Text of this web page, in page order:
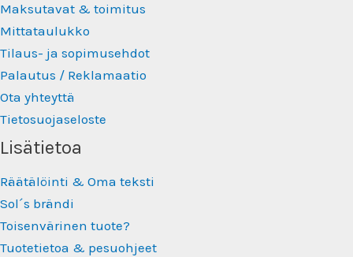
Maksutavat & toimitus
Mittataulukko
Tilaus- ja sopimusehdot
Palautus / Reklamaatio
Ota yhteyttä
Tietosuojaseloste
Lisätietoa
Räätälöinti & Oma teksti
Sol´s brändi
Toisenvärinen tuote?
Tuotetietoa & pesuohjeet